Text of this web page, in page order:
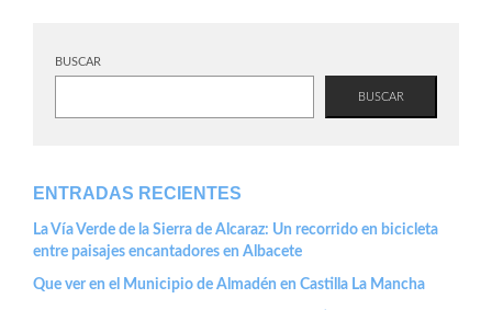
BUSCAR
BUSCAR
ENTRADAS RECIENTES
La Vía Verde de la Sierra de Alcaraz: Un recorrido en bicicleta
entre paisajes encantadores en Albacete
Que ver en el Municipio de Almadén en Castilla La Mancha